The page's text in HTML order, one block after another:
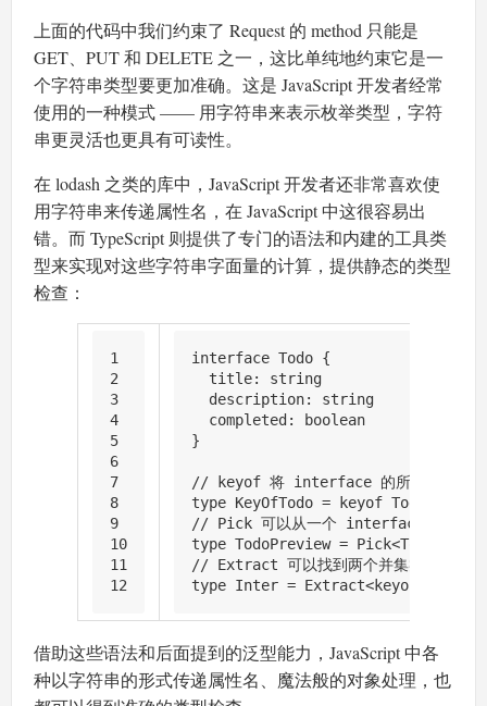
上面的代码中我们约束了 Request 的 method 只能是
GET、PUT 和 DELETE 之一，这比单纯地约束它是一
个字符串类型要更加准确。这是 JavaScript 开发者经常
使用的一种模式 —— 用字符串来表示枚举类型，字符
串更灵活也更具有可读性。
在 lodash 之类的库中，JavaScript 开发者还非常喜欢使
用字符串来传递属性名，在 JavaScript 中这很容易出
错。而 TypeScript 则提供了专门的语法和内建的工具类
型来实现对这些字符串字面量的计算，提供静态的类型
检查：
1
2
3
4
5
6
7
8
9
10
11
12
interface Todo {
title: string
description: string
completed :
boolean
}
// keyof 将 interface 的所有属性名提
type KeyOfTodo = keyof Todo
// Pick 可以从一个 interface 中提取一
type TodoPreview = Pick<Todo
// Extract 可以找到两个并集类型的交集
type Inter = Extract<keyof
借助这些语法和后面提到的泛型能力，JavaScript 中各
种以字符串的形式传递属性名、魔法般的对象处理，也